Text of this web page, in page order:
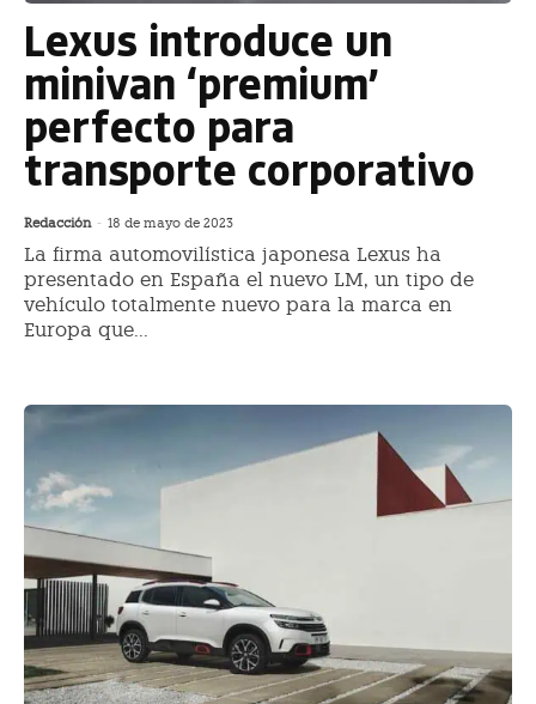
Lexus introduce un
minivan ‘premium’
perfecto para
transporte corporativo
Redacción - 18 de mayo de 2023
La firma automovilística japonesa Lexus ha
presentado en España el nuevo LM, un tipo de
vehículo totalmente nuevo para la marca en
Europa que...